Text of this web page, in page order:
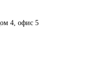
4, офис 5